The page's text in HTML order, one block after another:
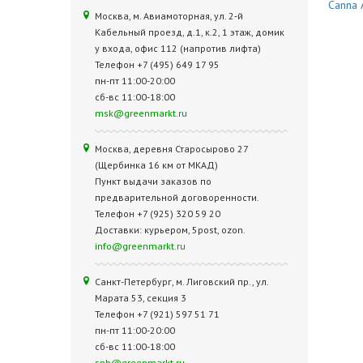
Москва, м. Авиамоторная, ул. 2‑й
Кабельный проезд, д.1, к.2, 1 этаж, домик
у входа, офис 112 (напротив лифта)
Телефон +7 (495) 649 17 95
пн-пт 11:00-20:00
сб-вс 11:00-18:00
msk@greenmarkt.ru
Москва, деревня Старосырово 27
(Щербинка 16 км от МКАД)
Пункт выдачи заказов по
предварительной договоренности.
Телефон +7 (925) 320 59 20
Доставки: курьером, 5post, ozon.
info@greenmarkt.ru
Санкт-Петербург, м. Лиговский пр., ул.
Марата 53, секция 3
Телефон +7 (921) 597 51 71
пн-пт 11:00-20:00
сб-вс 11:00-18:00
Canna